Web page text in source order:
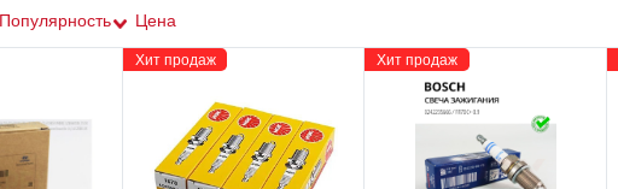
Популярность Цена
Хит продаж Хит продаж